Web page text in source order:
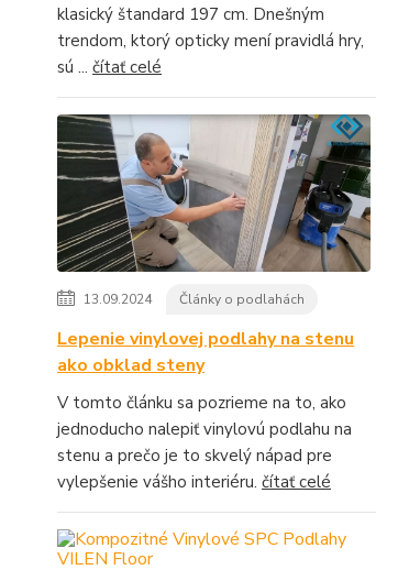
klasický štandard 197 cm. Dnešným
trendom, ktorý opticky mení pravidlá hry,
sú ... čítať celé
13.09.2024 Články o podlahách
Lepenie vinylovej podlahy na stenu
ako obklad steny
V tomto článku sa pozrieme na to, ako
jednoducho nalepiť vinylovú podlahu na
stenu a prečo je to skvelý nápad pre
vylepšenie vášho interiéru. čítať celé